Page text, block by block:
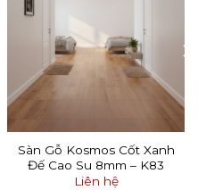
Sàn Gỗ Kosmos Cốt Xanh
Đế Cao Su 8mm – K83
Liên hệ